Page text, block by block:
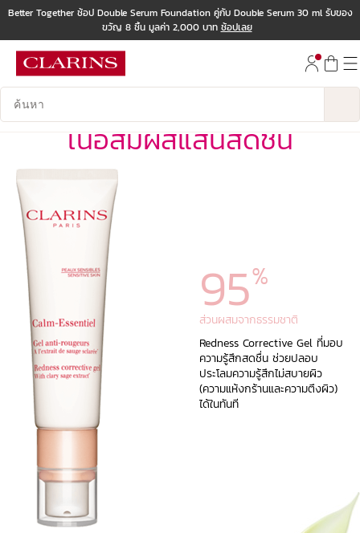
ไปที่ส่วนท้าย
Better Together ช้อป Double Serum Foundation คู่กับ Double Serum 30 ml รับของ
ขวัญ 8 ชิ้น มูลค่า 2,000 บาท ช้อปเลย
บันทึกข้อมูลค้นหา
เนื้อสัมผัสแสนสดชื่น
95%
ส่วนผสมจากธรรมชาติ
Redness Corrective Gel ที่มอบ
ความรู้สึกสดชื่น ช่วยปลอบ
ประโลมความรู้สึกไม่สบายผิว
(ความแห้งกร้านและความตึงผิว)
ได้ในทันที